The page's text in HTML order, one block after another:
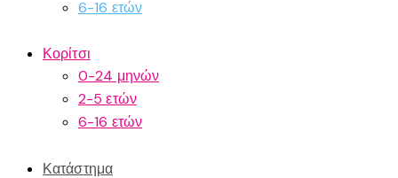
6-16 ετών
Κορίτσι
0-24 μηνών
2-5 ετών
6-16 ετών
Κατάστημα